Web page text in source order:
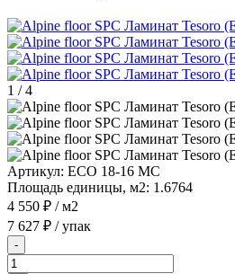
1 /4
Артикул: ECO 18-16 MC
Площадь единицы, м2: 1.6764
4 550 ₽ / м2
7 627 ₽ / упак
-